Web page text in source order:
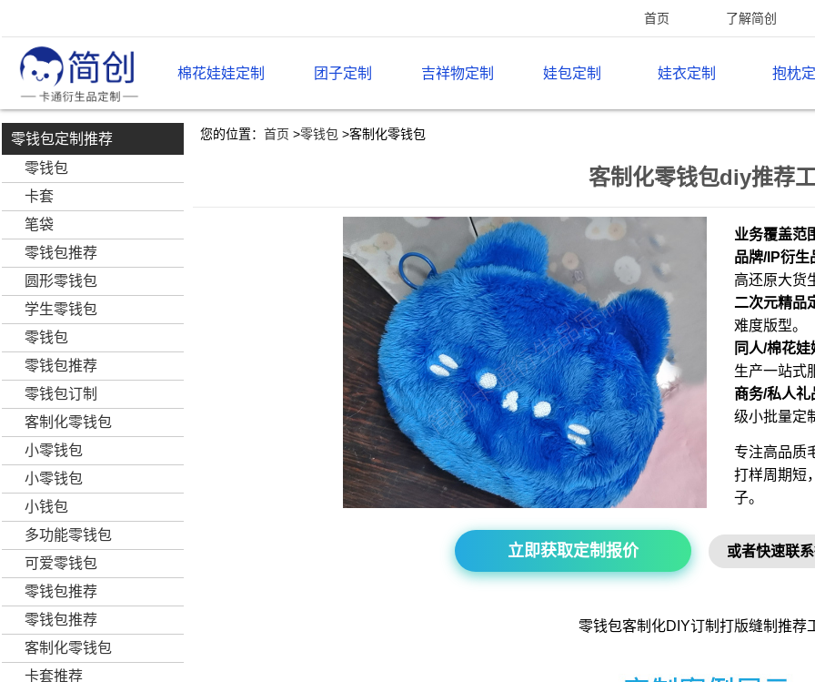
首页 了解简创
棉花娃娃定制 团子定制 吉祥物定制 娃包定制 娃衣定制 抱枕
您的位置： 首页 >零钱包 >客制化零钱包
客制化零钱包diy推荐
业务覆盖范
品牌/IP衍生
高还原大货
二次元精品
难度版型。
同人/棉花娃
生产一站式
商务/私人礼
级小批量定
专注高品质
打样周期短
子。
立即获取定制报价 或者快速联
零钱包客制化DIY订制打版缝制推荐
零钱包定制推荐
零钱包
卡套
笔袋
零钱包推荐
圆形零钱包
学生零钱包
零钱包
零钱包推荐
零钱包订制
客制化零钱包
小零钱包
小零钱包
小钱包
多功能零钱包
可爱零钱包
零钱包推荐
零钱包推荐
客制化零钱包
卡套推荐